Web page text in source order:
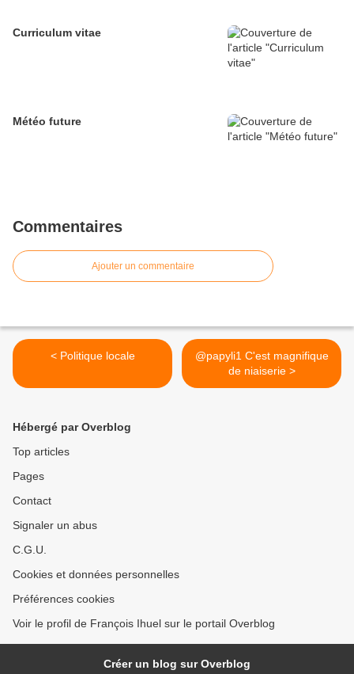
Curriculum vitae
Météo future
Commentaires
Ajouter un commentaire
< Politique locale
@papyli1 C'est magnifique
de niaiserie >
Hébergé par Overblog
Top articles
Pages
Contact
Signaler un abus
C.G.U.
Cookies et données personnelles
Préférences cookies
Voir le profil de François Ihuel sur le portail Overblog
Créer un blog sur Overblog